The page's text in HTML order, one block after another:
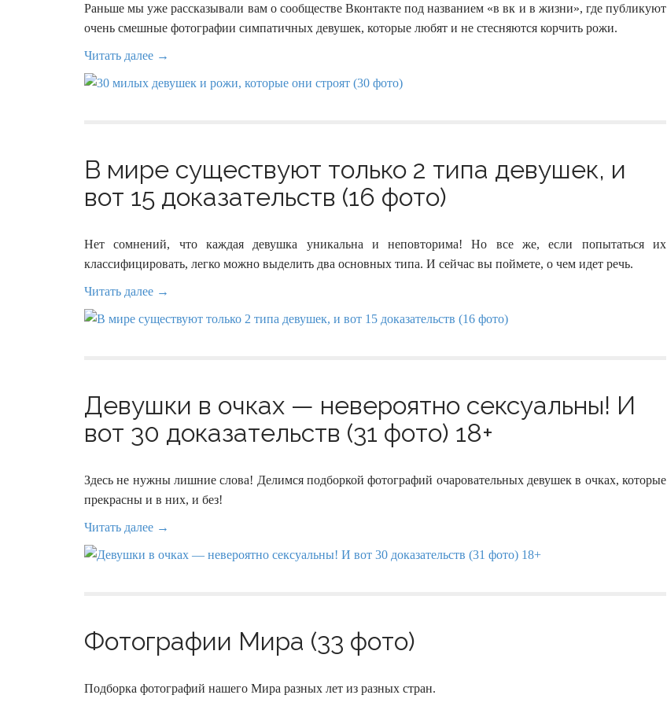
Раньше мы уже рассказывали вам о сообществе Вконтакте под названием «в вк и в жизни», где публикуют
очень смешные фотографии симпатичных девушек, которые любят и не стесняются корчить рожи.
Читать далее →
В мире существуют только 2 типа девушек, и
вот 15 доказательств (16 фото)
Нет сомнений, что каждая девушка уникальна и неповторима! Но все же, если попытаться их
классифицировать, легко можно выделить два основных типа. И сейчас вы поймете, о чем идет речь.
Читать далее →
Девушки в очках — невероятно сексуальны! И
вот 30 доказательств (31 фото) 18+
Здесь не нужны лишние слова! Делимся подборкой фотографий очаровательных девушек в очках, которые
прекрасны и в них, и без!
Читать далее →
Фотографии Мира (33 фото)
Подборка фотографий нашего Мира разных лет из разных стран.